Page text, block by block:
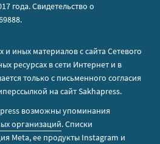
года. Свидетельство о
и иных материалов с сайта Сетевого
ресурсах в сети Интернет и в
только с письменного согласия
на сайт Sakhapress.
возможны упоминания
организаций. Списки
Metа, ее продукты Instagram и